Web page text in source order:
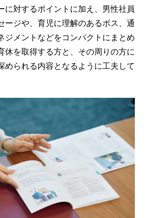
に対するポイントに加え、男性社員
ージや、育児に理解のあるボス、通
ジメントなどをコンパクトにまとめ
休を取得する方と、その周りの方に
められる内容となるように工夫して